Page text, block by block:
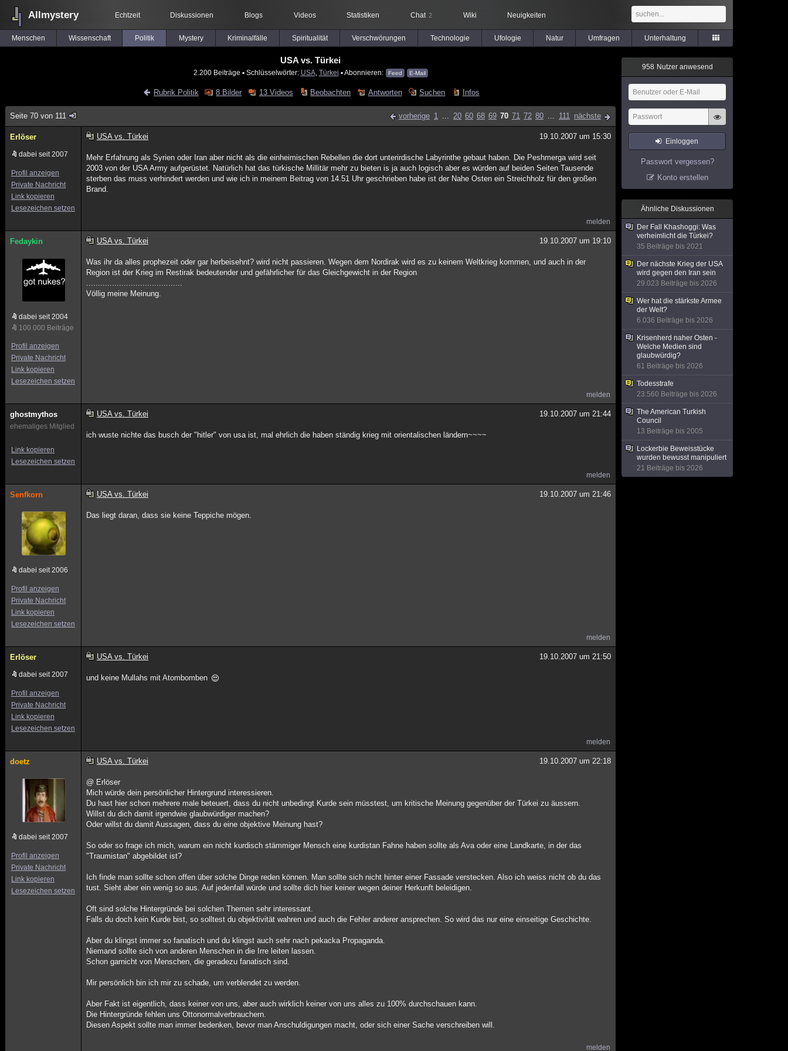
Allmystery Echtzeit Diskussionen Blogs Videos Statistiken Chat 2 Wiki Neuigkeiten
Menschen Wissenschaft Politik Mystery Kriminalfälle Spiritualität Verschwörungen Technologie Ufologie Natur Umfragen Unterhaltung
USA vs. Türkei
2.200 Beiträge ▪ Schlüsselwörter: USA, Türkei ▪ Abonnieren: Feed E-Mail
Rubrik Politik 8 Bilder 13 Videos Beobachten Antworten Suchen Infos
Seite 70 von 111 vorherige 1 ... 20 60 68 69 70 71 72 80 ... 111 nächste
Erlöser
dabei seit 2007
Profil anzeigen
Private Nachricht
Link kopieren
Lesezeichen setzen
USA vs. Türkei 19.10.2007 um 15:30
Mehr Erfahrung als Syrien oder Iran aber nicht als die einheimischen Rebellen die dort unterirdische Labyrinthe gebaut haben. Die Peshmerga wird seit
2003 von der USA Army aufgerüstet. Natürlich hat das türkische Millitär mehr zu bieten is ja auch logisch aber es würden auf beiden Seiten Tausende
sterben das muss verhindert werden und wie ich in meinem Beitrag von 14.51 Uhr geschrieben habe ist der Nahe Osten ein Streichholz für den großen
Brand.
melden
Fedaykin
dabei seit 2004
100.000 Beiträge
Profil anzeigen
Private Nachricht
Link kopieren
Lesezeichen setzen
USA vs. Türkei 19.10.2007 um 19:10
Was ihr da alles prophezeit oder gar herbeisehnt? wird nicht passieren. Wegen dem Nordirak wird es zu keinem Weltkrieg kommen, und auch in der
Region ist der Krieg im Restirak bedeutender und gefährlicher für das Gleichgewicht in der Region
.........................................
Völlig meine Meinung.
melden
ghostmythos
ehemaliges Mitglied
Link kopieren
Lesezeichen setzen
USA vs. Türkei 19.10.2007 um 21:44
ich wuste nichte das busch der "hitler" von usa ist, mal ehrlich die haben ständig krieg mit orientalischen ländern~~~~
melden
Senfkorn
dabei seit 2006
Profil anzeigen
Private Nachricht
Link kopieren
Lesezeichen setzen
USA vs. Türkei 19.10.2007 um 21:46
Das liegt daran, dass sie keine Teppiche mögen.
melden
Erlöser
dabei seit 2007
Profil anzeigen
Private Nachricht
Link kopieren
Lesezeichen setzen
USA vs. Türkei 19.10.2007 um 21:50
und keine Mullahs mit Atombomben
melden
doetz
dabei seit 2007
Profil anzeigen
Private Nachricht
Link kopieren
Lesezeichen setzen
USA vs. Türkei 19.10.2007 um 22:18
@ Erlöser
Mich würde dein persönlicher Hintergrund interessieren.
Du hast hier schon mehrere male beteuert, dass du nicht unbedingt Kurde sein müsstest, um kritische Meinung gegenüber der Türkei zu äussern.
Willst du dich damit irgendwie glaubwürdiger machen?
Oder willst du damit Aussagen, dass du eine objektive Meinung hast?
So oder so frage ich mich, warum ein nicht kurdisch stämmiger Mensch eine kurdistan Fahne haben sollte als Ava oder eine Landkarte, in der das
"Traumistan" abgebildet ist?
Ich finde man sollte schon offen über solche Dinge reden können. Man sollte sich nicht hinter einer Fassade verstecken. Also ich weiss nicht ob du das
tust. Sieht aber ein wenig so aus. Auf jedenfall würde und sollte dich hier keiner wegen deiner Herkunft beleidigen.
Oft sind solche Hintergründe bei solchen Themen sehr interessant.
Falls du doch kein Kurde bist, so solltest du objektivität wahren und auch die Fehler anderer ansprechen. So wird das nur eine einseitige Geschichte.
Aber du klingst immer so fanatisch und du klingst auch sehr nach pekacka Propaganda.
Niemand sollte sich von anderen Menschen in die Irre leiten lassen.
Schon garnicht von Menschen, die geradezu fanatisch sind.
Mir persönlich bin ich mir zu schade, um verblendet zu werden.
Aber Fakt ist eigentlich, dass keiner von uns, aber auch wirklich keiner von uns alles zu 100% durchschauen kann.
Die Hintergründe fehlen uns Ottonormalverbrauchern.
Diesen Aspekt sollte man immer bedenken, bevor man Anschuldigungen macht, oder sich einer Sache verschreiben will.
melden
958 Nutzer anwesend
Einloggen
Passwort vergessen?
Konto erstellen
Ähnliche Diskussionen
Der Fall Khashoggi: Was
verheimlicht die Türkei?
35 Beiträge bis 2021
Der nächste Krieg der USA
wird gegen den Iran sein
29.023 Beiträge bis 2026
Wer hat die stärkste Armee
der Welt?
6.036 Beiträge bis 2026
Krisenherd naher Osten -
Welche Medien sind
glaubwürdig?
61 Beiträge bis 2026
Todesstrafe
23.560 Beiträge bis 2026
The American Turkish
Council
13 Beiträge bis 2005
Lockerbie Beweisstücke
wurden bewusst manipuliert
21 Beiträge bis 2026